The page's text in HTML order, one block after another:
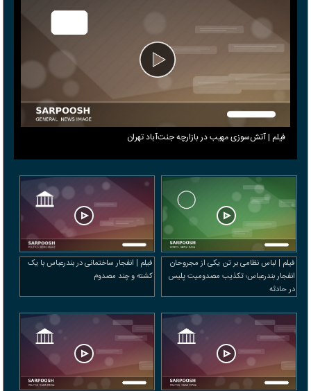
فیلم | آتش‌سوزی مهیب در بازارچه جنت‌آباد تهران
فیلم | لباس نظامی بر تن یکی از مجروحان
انفجار بندرعباس؛ تکذیب مصدومیت پلیس
در حادثه
فیلم | انفجار ساختمانی در بندرعباس با یک
کشته و چند مصدوم